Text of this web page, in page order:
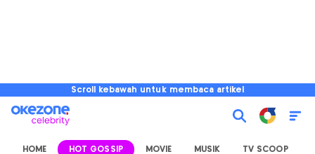
Scroll kebawah untuk membaca artikel
HOME HOT GOSSIP MOVIE MUSIK TV SCOOP